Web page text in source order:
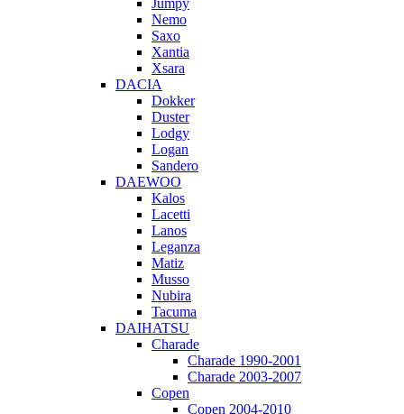
Nemo
Saxo
Xantia
Xsara
DACIA
Dokker
Duster
Lodgy
Logan
Sandero
DAEWOO
Kalos
Lacetti
Lanos
Leganza
Matiz
Musso
Nubira
Tacuma
DAIHATSU
Charade
Charade 1990-2001
Charade 2003-2007
Copen
Copen 2004-2010